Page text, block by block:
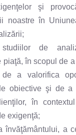
şi
noastre în
studiilor de
piaţă, în scopul de
de a valorifica
obiective şi de a
în
exigenţă;
învăţământului, a